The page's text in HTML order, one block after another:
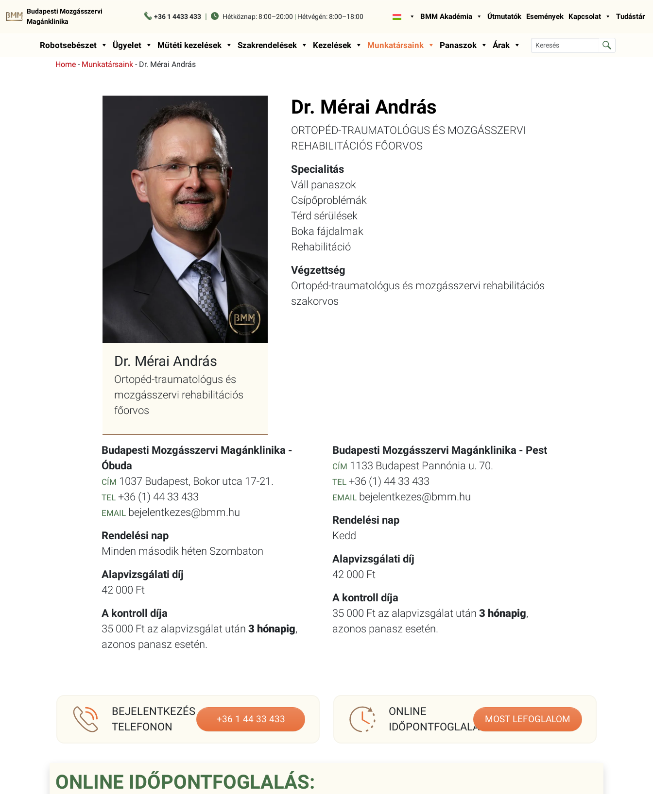
Budapesti Mozgásszervi
Magánklinika
+36 1 4433 433 | Hétköznap:8:00–20:00 | Hétvégén:8:00–18:00 BMM Akadémia Útmutatók Események Kapcsolat Tudástár
Robotsebészet Ügyelet Műtéti kezelések Szakrendelések Kezelések Munkatársaink Panaszok Árak
Home - Munkatársaink - Dr. Mérai András
Dr. Mérai András
Ortopéd-traumatológus és
mozgásszervi rehabilitációs
főorvos
Dr. Mérai András
ORTOPÉD-TRAUMATOLÓGUS ÉS MOZGÁSSZERVI
REHABILITÁCIÓS FŐORVOS
Specialitás
Váll panaszok
Csípőproblémák
Térd sérülések
Boka fájdalmak
Rehabilitáció
Végzettség
Ortopéd-traumatológus és mozgásszervi rehabilitációs
szakorvos
Budapesti Mozgásszervi Magánklinika -
Óbuda
CÍM 1037 Budapest, Bokor utca 17-21.
TEL +36 (1) 44 33 433
EMAIL bejelentkezes@bmm.hu
Rendelési nap
Minden második héten Szombaton
Alapvizsgálati díj
42 000 Ft
A kontroll díja
35 000 Ft az alapvizsgálat után 3 hónapig,
azonos panasz esetén.
Budapesti Mozgásszervi Magánklinika - Pest
CÍM 1133 Budapest Pannónia u. 70.
TEL +36 (1) 44 33 433
EMAIL bejelentkezes@bmm.hu
Rendelési nap
Kedd
Alapvizsgálati díj
42 000 Ft
A kontroll díja
35 000 Ft az alapvizsgálat után 3 hónapig,
azonos panasz esetén.
BEJELENTKEZÉS
TELEFONON
+36 1 44 33 433
ONLINE
IDŐPONTFOGLALÁS
MOST LEFOGLALOM
ONLINE IDŐPONTFOGLALÁS: